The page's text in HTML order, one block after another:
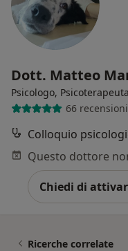
Dott. Matteo
Psicologo,
66 recensioni
Colloquio
Chiedi di
Ricerche correlate